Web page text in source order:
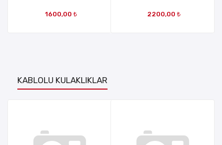
1600,00 ₺ 2200,00 ₺
KABLOLU KULAKLIKLAR